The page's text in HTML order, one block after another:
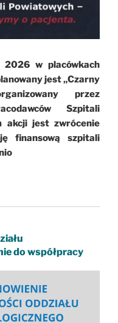
w placówkach
jest „Czarny
przez
Szpitali
akcji jest zwrócenie
finansową szpitali
do współpracy